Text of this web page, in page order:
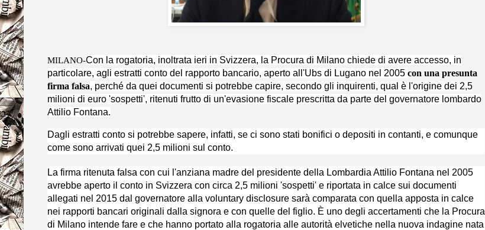
MILANO-Con la rogatoria, inoltrata ieri in Svizzera, la Procura di Milano chiede di avere accesso, in
particolare, agli estratti conto del rapporto bancario, aperto all'Ubs di Lugano nel 2005 con una presunta
firma falsa, perché da quei documenti si potrebbe capire, secondo gli inquirenti, qual è l'origine dei 2,5
milioni di euro 'sospetti', ritenuti frutto di un'evasione fiscale prescritta da parte del governatore lombardo
Attilio Fontana.
Dagli estratti conto si potrebbe sapere, infatti, se ci sono stati bonifici o depositi in contanti, e comunque
come sono arrivati quei 2,5 milioni sul conto.
La firma ritenuta falsa con cui l'anziana madre del presidente della Lombardia Attilio Fontana nel 2005
avrebbe aperto il conto in Svizzera con circa 2,5 milioni 'sospetti' e riportata in calce sui documenti
allegati nel 2015 dal governatore alla voluntary disclosure sarà comparata con quella apposta in calce
nei rapporti bancari originali dalla signora e con quelle del figlio. È uno degli accertamenti che la Procura
di Milano intende fare e che hanno portato alla rogatoria alle autorità elvetiche nella nuova indagine nata